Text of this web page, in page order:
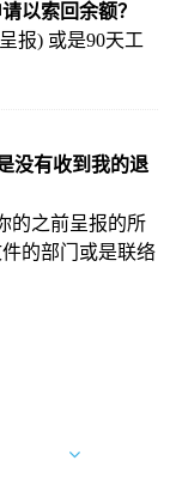
以索回余额？
报) 或是90天工
没有收到我的退
的之前呈报的所
的部门或是联络